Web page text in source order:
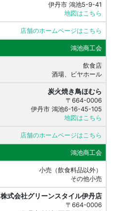
伊丹市 鴻池5-9-41
地図はこちら
店舗のホームページはこちら
鴻池商工会
飲食店
酒場、ビヤホール
炭火焼き鳥ほむら
〒664-0006
伊丹市 鴻池6-16-45-105
地図はこちら
店舗のホームページはこちら
鴻池商工会
小売（飲食料品以外）
その他小売
株式会社グリーンスタイル伊丹店
〒664-0006